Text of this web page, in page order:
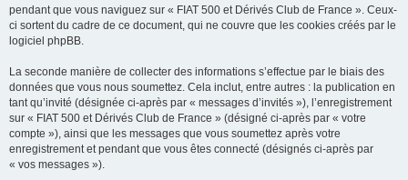
pendant que vous naviguez sur « FIAT 500 et Dérivés Club de France ». Ceux-
ci sortent du cadre de ce document, qui ne couvre que les cookies créés par le
logiciel phpBB.
La seconde manière de collecter des informations s’effectue par le biais des
données que vous nous soumettez. Cela inclut, entre autres : la publication en
tant qu’invité (désignée ci-après par « messages d’invités »), l’enregistrement
sur « FIAT 500 et Dérivés Club de France » (désigné ci-après par « votre
compte »), ainsi que les messages que vous soumettez après votre
enregistrement et pendant que vous êtes connecté (désignés ci-après par
« vos messages »).